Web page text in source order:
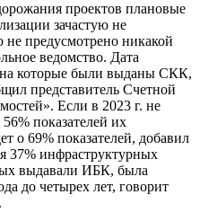
проектов плановые
зачастую не
не предусмотрено никакой
ведомство. Дата
которые были выданы СКК,
представитель Счетной
Если в 2023 г. не
показателей их
о 69% показателей, добавил
37% инфраструктурных
выдавали ИБК, была
до четырех лет, говорит